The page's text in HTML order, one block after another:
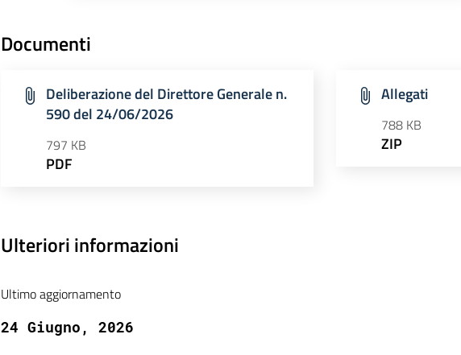
Documenti
Deliberazione del Direttore Generale n.
590 del 24/06/2026
797 KB
PDF
Allegati
788 KB
ZIP
Ulteriori informazioni
Ultimo aggiornamento
24 Giugno, 2026